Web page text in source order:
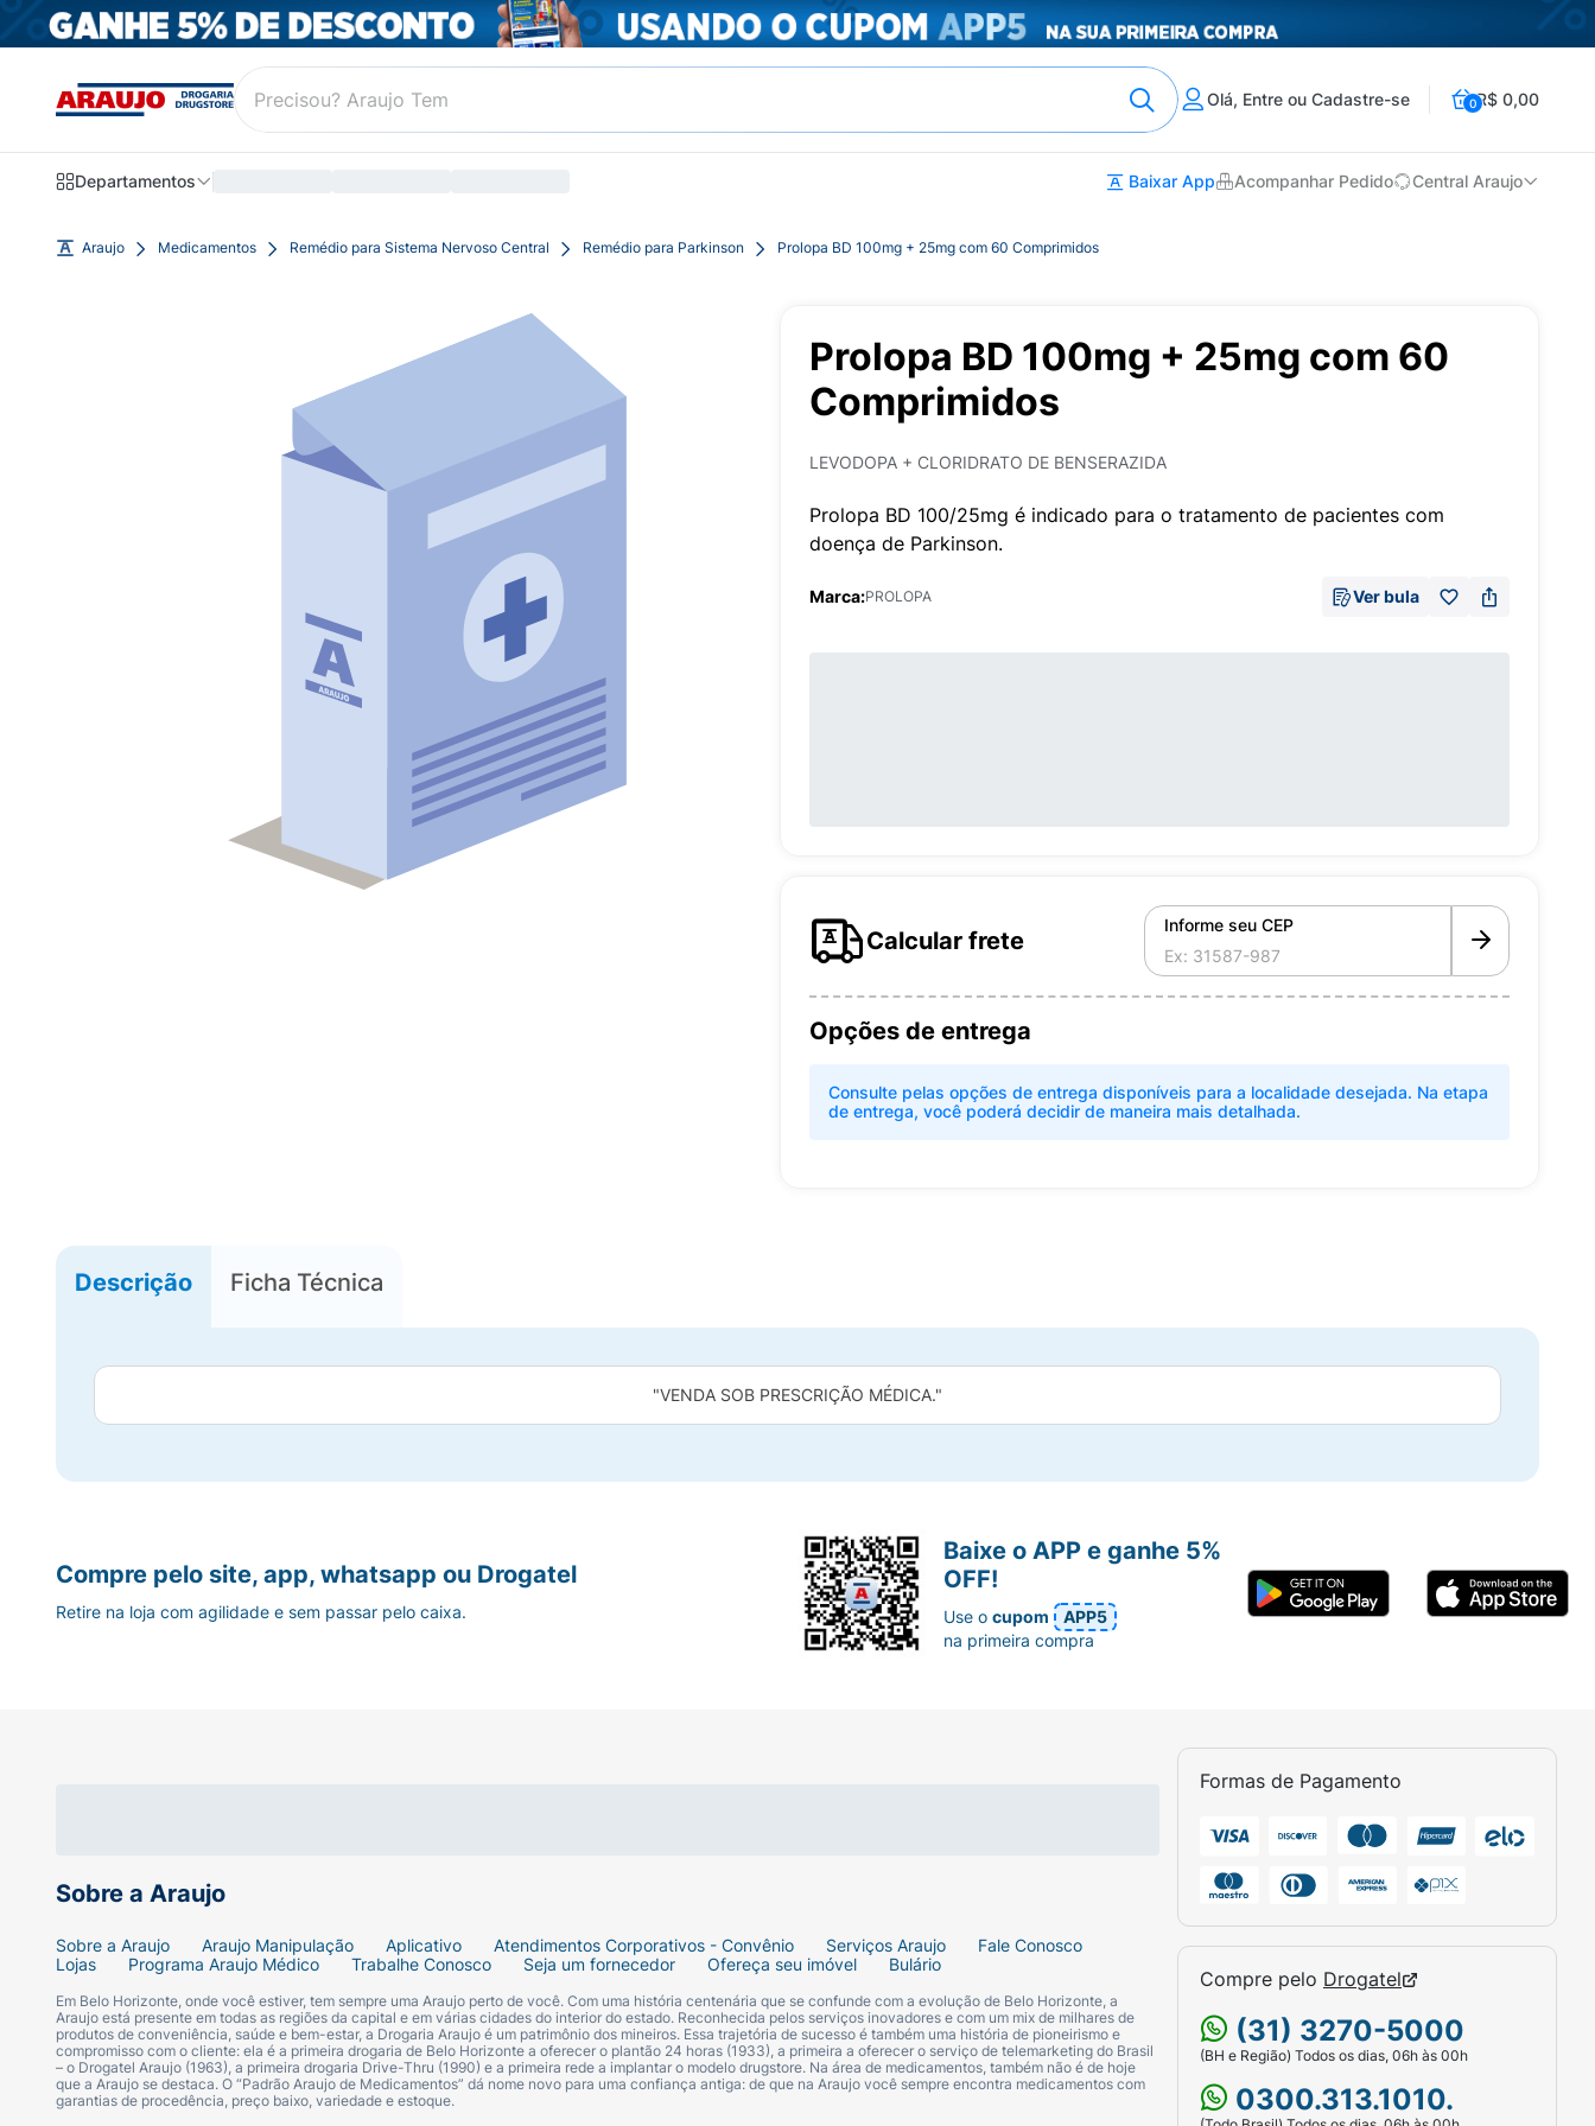
Olá, Entre ou Cadastre-se 0R$ 0,00
Departamentos Baixar App Acompanhar Pedido Central Araujo
Araujo Medicamentos Remédio para Sistema Nervoso Central Remédio para Parkinson Prolopa BD 100mg + 25mg com 60 Comprimidos
Prolopa BD 100mg + 25mg com 60
Comprimidos
LEVODOPA + CLORIDRATO DE BENSERAZIDA
Prolopa BD 100/25mg é indicado para o tratamento de pacientes com
doença de Parkinson.
Marca:PROLOPA Ver bula
Calcular frete
Informe seu CEP
Opções de entrega
Consulte pelas opções de entrega disponíveis para a localidade desejada. Na etapa
de entrega, você poderá decidir de maneira mais detalhada.
Descrição Ficha Técnica
"VENDA SOB PRESCRIÇÃO MÉDICA."
Sobre a Araujo
Sobre a Araujo Araujo Manipulação Aplicativo Atendimentos Corporativos - Convênio Serviços Araujo
Fale Conosco
Lojas
Programa Araujo Médico Trabalhe Conosco Seja um fornecedor Ofereça seu imóvel Bulário
Em Belo Horizonte, onde você estiver, tem sempre uma Araujo perto de você. Com uma história centenária que se confunde com a evolução de Belo Horizonte, a
Araujo está presente em todas as regiões da capital e em várias cidades do interior do estado. Reconhecida pelos serviços inovadores e com um mix de milhares de
produtos de conveniência, saúde e bem-estar, a Drogaria Araujo é um patrimônio dos mineiros. Essa trajetória de sucesso é também uma história de pioneirismo e
compromisso com o cliente: ela é a primeira drogaria de Belo Horizonte a oferecer o plantão 24 horas (1933), a primeira a oferecer o serviço de telemarketing do Brasil
– o Drogatel Araujo (1963), a primeira drogaria Drive-Thru (1990) e a primeira rede a implantar o modelo drugstore. Na área de medicamentos, também não é de hoje
que a Araujo se destaca. O “Padrão Araujo de Medicamentos” dá nome novo para uma confiança antiga: de que na Araujo você sempre encontra medicamentos com
garantias de procedência, preço baixo, variedade e estoque.
Formas de Pagamento
Compre pelo Drogatel
(31) 3270-5000
(BH e Região) Todos os dias, 06h às 00h
0300.313.1010.
Compre pelo site, app, whatsapp ou Drogatel
Retire na loja com agilidade e sem passar pelo caixa.
Baixe o APP e ganhe 5%
OFF!
Use ocupom
APP5
na primeira compra